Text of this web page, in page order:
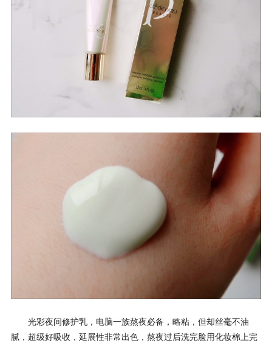
光彩夜间修护乳，电脑一族熬夜必备，略粘，但却丝毫不油
腻，超级好吸收，延展性非常出色，熬夜过后洗完脸用化妆棉上完